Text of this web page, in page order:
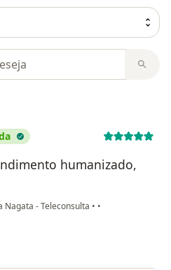
humanizado,
Nagata - Teleconsulta • •